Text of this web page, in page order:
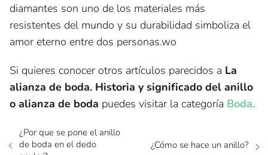
diamantes son uno de los materiales más
resistentes del mundo y su durabilidad simboliza el
amor eterno entre dos personas.wo
Si quieres conocer otros artículos parecidos a La
alianza de boda. Historia y significado del anillo
o alianza de boda puedes visitar la categoría Boda.
¿Por que se pone el anillo
de boda en el dedo
¿Cómo se hace un anillo?